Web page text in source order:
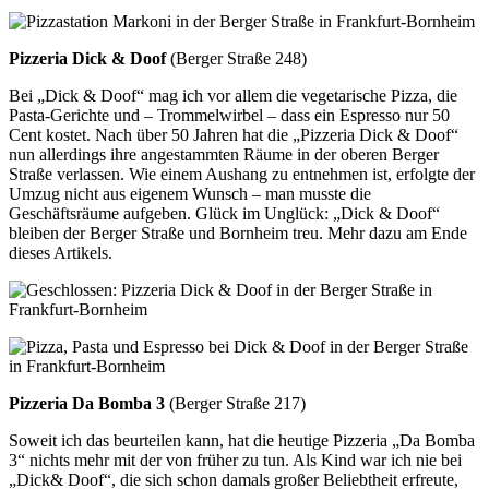
Pizzeria Dick & Doof(Berger Straße 248)
Bei „Dick & Doof“ mag ich vor allem die vegetarische Pizza, die
Pasta-Gerichte und – Trommelwirbel – dass ein Espresso nur 50
Cent kostet. Nach über 50 Jahren hat die „Pizzeria Dick & Doof“
nun allerdings ihre angestammten Räume in der oberen Berger
Straße verlassen. Wie einem Aushang zu entnehmen ist, erfolgte der
Umzug nicht aus eigenem Wunsch – man musste die
Geschäftsräume aufgeben. Glück im Unglück: „Dick & Doof“
bleiben der Berger Straße und Bornheim treu. Mehr dazu am Ende
dieses Artikels.
Pizzeria Da Bomba 3 (Berger Straße 217)
Soweit ich das beurteilen kann, hat die heutige Pizzeria „Da Bomba
3“ nichts mehr mit der von früher zu tun. Als Kind war ich nie bei
„Dick& Doof“, die sich schon damals großer Beliebtheit erfreute,